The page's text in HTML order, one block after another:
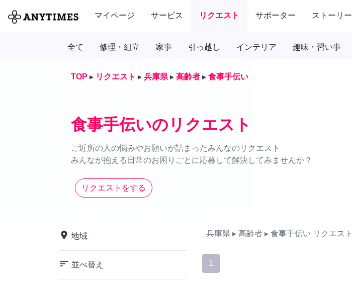
マイページ サービス リクエスト サポーター ストーリー
全て 修理・組立 家事 引っ越し インテリア 趣味・習い事
TOP ▸ リクエスト ▸ 兵庫県 ▸ 高齢者 ▸ 食事手伝い
食事手伝いのリクエスト
ご近所の人の悩みやお願いが詰まったみんなのリクエスト
みんなが抱える日常のお困りごとに応募して解決してみませんか？
リクエストをする
place 地域
sort 並べ替え
兵庫県 ▸ 高齢者 ▸ 食事手伝い リクエスト
1